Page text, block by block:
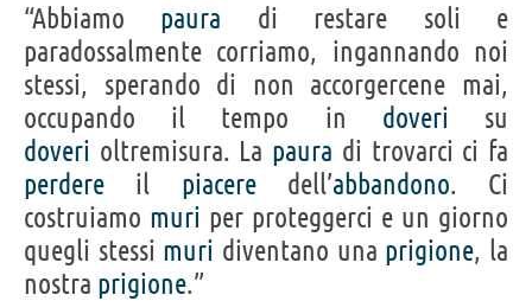
“Abbiamo paura di restare soli e
paradossalmente corriamo, ingannando noi
stessi, sperando di non accorgercene mai,
occupando il tempo in doveri su
doveri oltremisura. La paura di trovarci ci fa
perdere il piaceredell’abbandono. Ci
costruiamo muri per proteggerci e un giorno
quegli stessi muri diventano una prigione, la
nostra prigione.”